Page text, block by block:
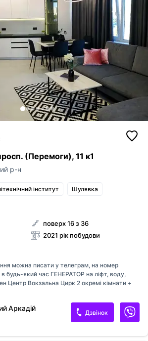
(Перемоги), 11 к1
р-н
інститут Шулявка
поверх 16 з 36
2021 рік побудови
можна писати у телеграм, на номер
в будь-який час ГЕНЕРАТОР на ліфт, воду,
Центр Вокзальна Цирк 2 окремі кімнати +
місяць оренди та страхова сума
50% від суми оренди Зручно дістатись :
вул Богдана Хмельницького,
Олеся Гончара (Метро Лукʼянівська, метро
Аркадій
Дзвінок